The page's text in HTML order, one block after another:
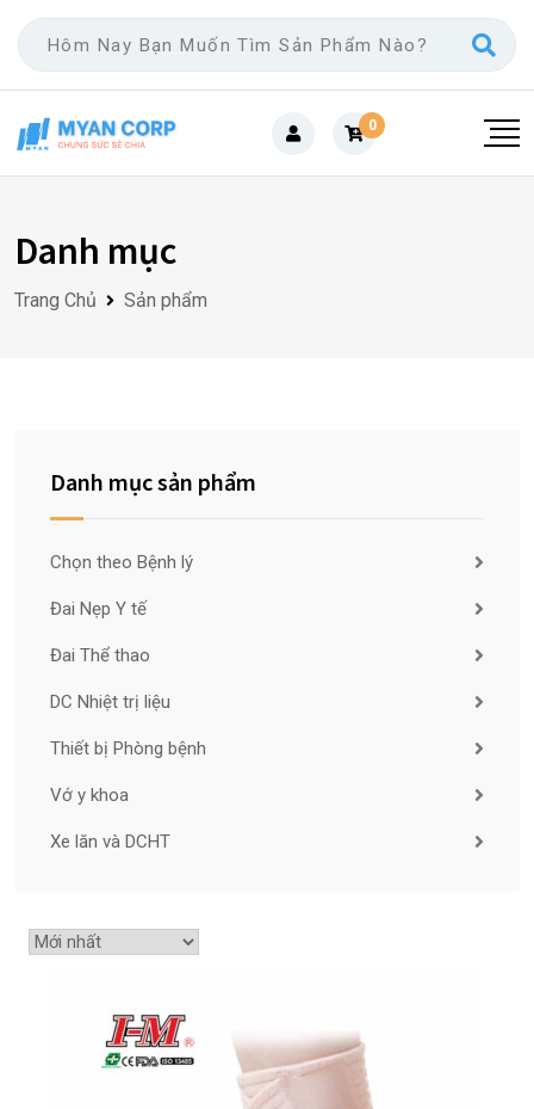
Skip
content
0
Danh mục
Trang Chủ Sản phẩm
Danh mục sản phẩm
Chọn theo Bệnh lý
Đai Nẹp Y tế
Đai Thể thao
DC Nhiệt trị liệu
Thiết bị Phòng bệnh
Vớ y khoa
Xe lăn và DCHT
Sắp